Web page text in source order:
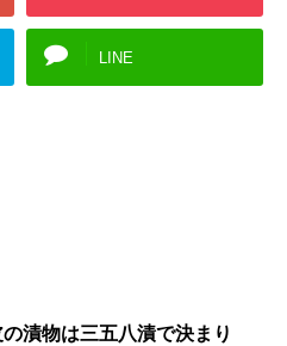
LINE
漬物は三五八漬で決まり